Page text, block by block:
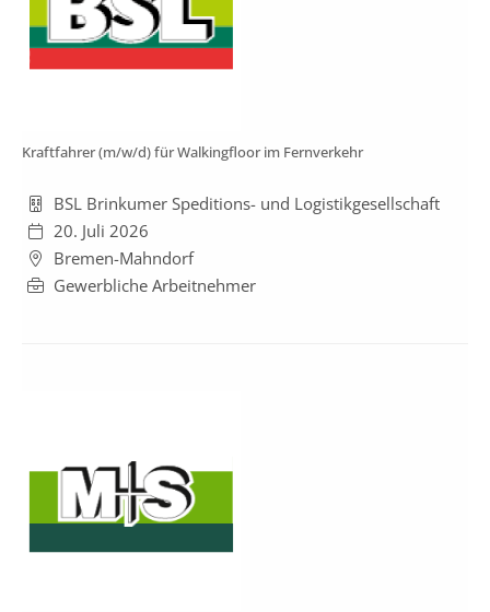
Kraftfahrer (m/w/d) für Walkingfloor im Fernverkehr
BSL Brinkumer Speditions- und Logistikgesellschaft
20. Juli 2026
Bremen-Mahndorf
Gewerbliche Arbeitnehmer